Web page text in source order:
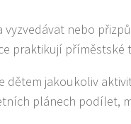
nebo
praktikují příměstské
dětem jakoukoliv
plánech podílet,